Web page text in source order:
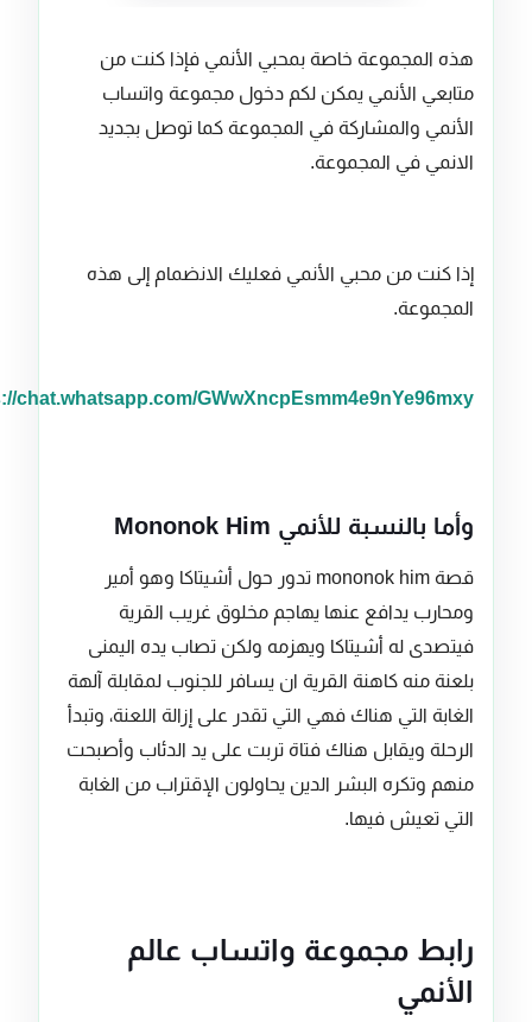
هذه المجموعة خاصة بمحبي الأنمي فإذا كنت من
متابعي الأنمي يمكن لكم دخول مجموعة واتساب
الأنمي والمشاركة في المجموعة كما توصل بجديد
الانمي في المجموعة.
إذا كنت من محبي الأنمي فعليك الانضمام إلى هذه
المجموعة.
https://chat.whatsapp.com/GWwXncpEsmm4e9nYe96mxy
وأما بالنسبة للأنمي Mononok Him
قصة mononok him تدور حول أشيتاكا وهو أمير
ومحارب يدافع عنها يهاجم مخلوق غريب القرية
فيتصدى له أشيتاكا ويهزمه ولكن تصاب يده اليمنى
بلعنة منه كاهنة القرية ان يسافر للجنوب لمقابلة آلهة
الغابة التي هناك فهي التي تقدر على إزالة اللعنة، وتبدأ
الرحلة ويقابل هناك فتاة تربت على يد الدئاب وأصبحت
منهم وتكره البشر الدين يحاولون الإقتراب من الغابة
التي تعيش فيها.
رابط مجموعة واتساب عالم
الأنمي